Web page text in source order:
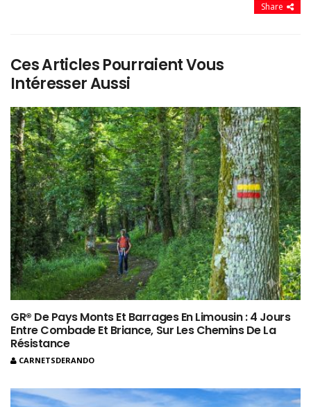
Share
Ces Articles Pourraient Vous
Intéresser Aussi
GR® De Pays Monts Et Barrages En Limousin : 4 Jours
Entre Combade Et Briance, Sur Les Chemins De La
Résistance
CARNETSDERANDO